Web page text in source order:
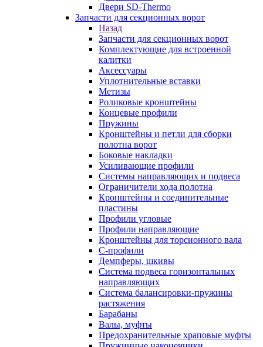
Двери SD-Thermo
Запчасти для секционных ворот
Назад
Запчасти для секционных ворот
Комплектующие для встроенной
калитки
Аксессуары
Уплотнительные вставки
Метизы
Роликовые кронштейны
Концевые профили
Пружины
Кронштейны и петли для сборки
полотна ворот
Боковые накладки
Усиливающие профили
Системы направляющих и подвеса
Ограничители хода полотна
Кронштейны и соединительные
пластины
Профили угловые
Профили направляющие
Кронштейны для торсионного вала
С-профили
Демпферы, шкивы
Система подвеса горизонтальных
направляющих
Система балансировки-пружины
растяжения
Барабаны
Валы, муфты
Предохранительные храповые муфты